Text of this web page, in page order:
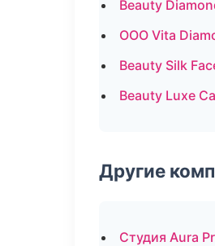
Beauty
ООО Vita
Beauty Silk
Beauty Luxe
Другие
Студия Aura